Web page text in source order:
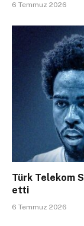
6 Temmuz 2026
Türk Telekom
etti
6 Temmuz 2026